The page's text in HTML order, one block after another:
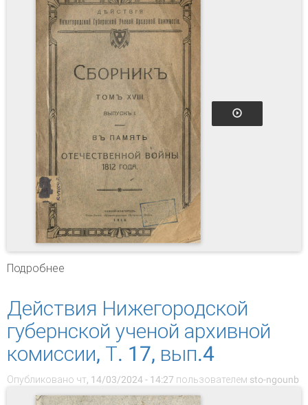
Подробнее
Действия Нижегородской
губернской ученой архивной
комиссии, Т. 17, вып.4
Опубликовано чт, 14/03/2024 - 14:27 пользователем sto-ngounb